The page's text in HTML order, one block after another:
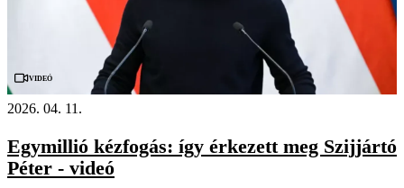
Videó
2026. 04. 11.
Egymillió kézfogás: így érkezett meg Szijjártó
Péter - videó